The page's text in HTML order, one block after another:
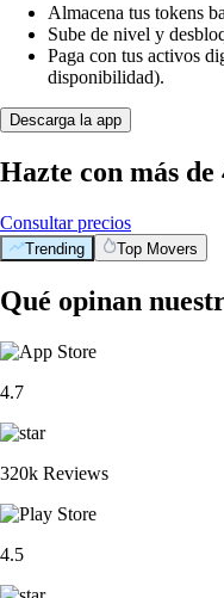
Almacena tus tokens
Sube de nivel y
Paga con tus activos
disponibilidad).
Descarga la app
Hazte con más
Consultar precios
Trending Top Movers
Qué opinan
4.7
320k Reviews
4.5